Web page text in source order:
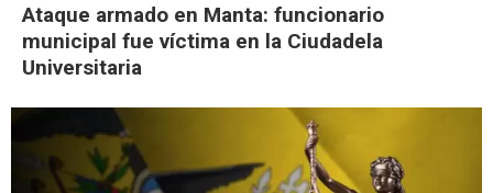
Ataque armado en Manta: funcionario
municipal fue víctima en la Ciudadela
Universitaria